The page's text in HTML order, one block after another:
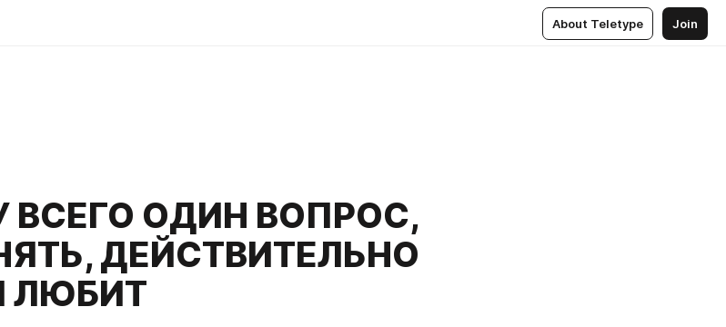
About Teletype Join
ВСЕГО ОДИН ВОПРОС,
ДЕЙСТВИТЕЛЬНО
ЛЮБИТ